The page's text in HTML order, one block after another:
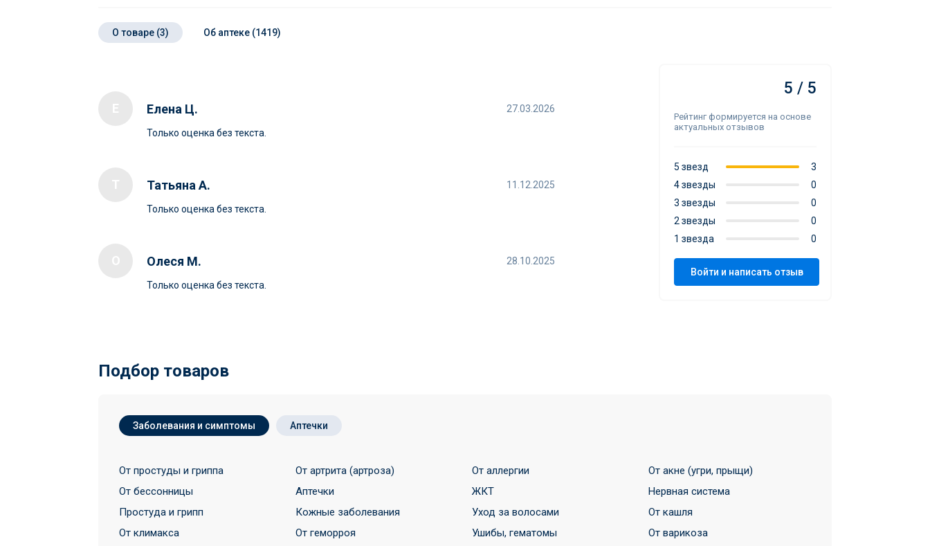
О товаре (3) Об аптеке (1419)
Елена Ц. 27.03.2026
Только оценка без текста.
Татьяна А. 11.12.2025
Только оценка без текста.
Олеся М. 28.10.2025
Только оценка без текста.
5 / 5
Рейтинг формируется на основе
актуальных отзывов
5 звезд
3
4 звезды
0
3 звезды
0
2 звезды
0
1 звезда
0
Войти и написать отзыв
Подбор товаров
Заболевания и симптомы Аптечки
От простуды и гриппа От артрита (артроза) От аллергии
От акне (угри, прыщи)
От бессонницы
Аптечки ЖКТ
Нервная система
Простуда и грипп
Кожные заболевания Уход за волосами
От кашля
От климакса
От геморроя Ушибы, гематомы
От варикоза